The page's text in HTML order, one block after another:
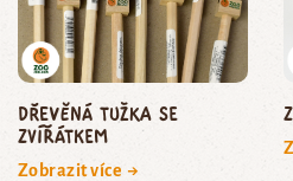
Dřevěná tužka se
zvířátkem
Zobrazit více →